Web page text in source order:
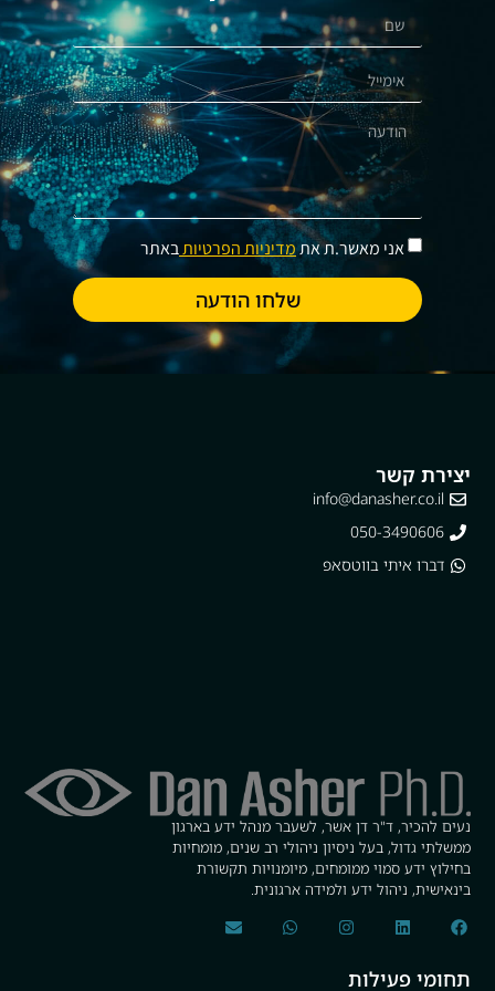
אני מאשר.ת אתמדיניות הפרטיותבאתר
שלחו הודעה
נעים להכיר, ד"ר דן אשר, לשעבר מנהל ידע בארגון
ממשלתי גדול, בעל ניסיון ניהולי רב שנים, מומחיות
בחילוץ ידע סמוי ממומחים, מיומנויות תקשורת
בינאישית, ניהול ידע ולמידה ארגונית.
תחומי פעילות
יצירת קשר
info@danasher.co.il
050-3490606
דברו איתי בווטסאפ